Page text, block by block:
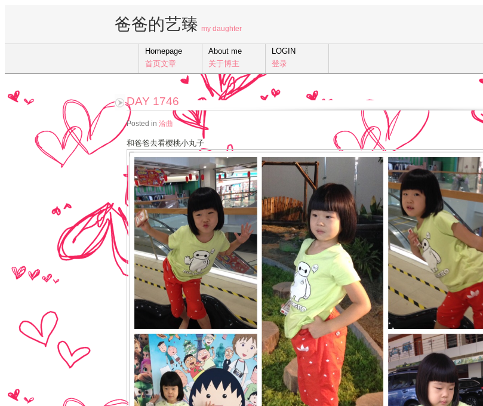
爸爸的艺臻 my daughter
Homepage
首页文章
About me
关于博主
LOGIN
登录
DAY 1746
Posted in 洽曲
和爸爸去看樱桃小丸子